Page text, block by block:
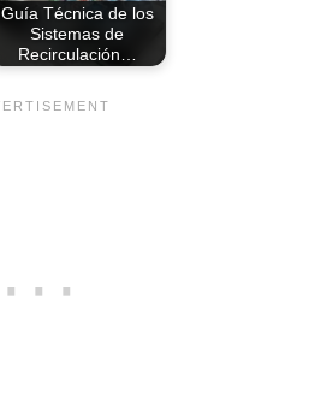
Guía Técnica de los
Sistemas de
Recirculación…